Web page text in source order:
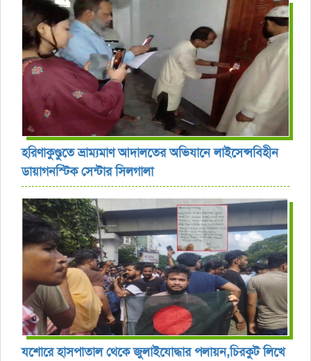
হরিণাকুণ্ডুতে ভ্রাম্যমাণ আদালতের অভিযানে লাইসেন্সবিহীন
ডায়াগনস্টিক সেন্টার সিলগালা
যশোরে হাসপাতাল থেকে জুলাইযোদ্ধার পলায়ন,চিরকুট লিখে